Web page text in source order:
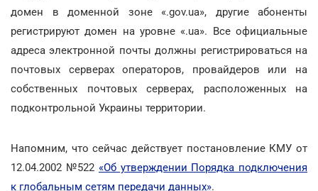
домен в доменной зоне «.gov.ua», другие абоненты
регистрируют домен на уровне «.ua». Все официальные
адреса электронной почты должны регистрироваться на
почтовых серверах операторов, провайдеров или на
собственных почтовых серверах, расположенных на
подконтрольной Украины территории.
Напомним, что сейчас действует постановление КМУ от
12.04.2002 №522 «Об утверждении Порядка подключения
к глобальным сетям передачи данных».